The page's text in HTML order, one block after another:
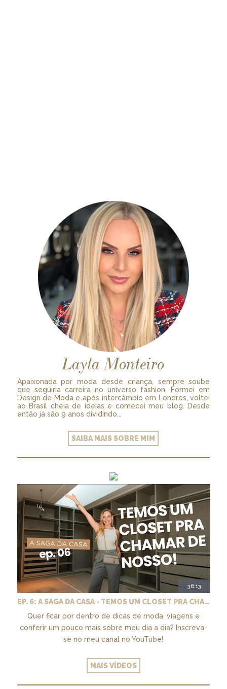
Layla Monteiro
Apaixonada por moda desde criança, sempre soube
que seguiria carreira no universo fashion. Formei em
Design de Moda e após intercâmbio em Londres, voltei
ao Brasil cheia de ideias e comecei meu blog. Desde
então já são 9 anos dividindo...
SAIBA MAIS SOBRE MIM
36:13
EP. 6: A SAGA DA CASA - TEMOS UM CLOSET PRA CHAMAR DE NOSSO + MARCENARIA E PAISAGISMO
Quer ficar por dentro de dicas de moda, viagens e
conferir um pouco mais sobre meu dia a dia? Inscreva-
se no meu canal no YouTube!
MAIS VÍDEOS